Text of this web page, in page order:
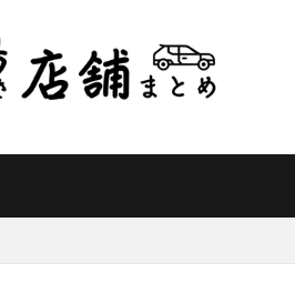
愛知県 三重県 滋賀県
島根県 岡山県 広島県
検索